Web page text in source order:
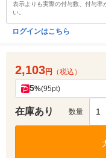
表示よりも実際の付与数、付与率
い。
ログインはこちら
2,103円 （税込）
5%(95pt)
在庫あり 数量 1